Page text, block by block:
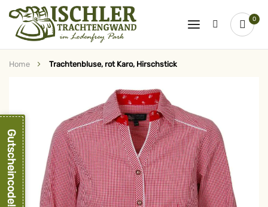
0
Home Trachtenbluse, rot Karo, Hirschstick
springen
Gutscheincode!